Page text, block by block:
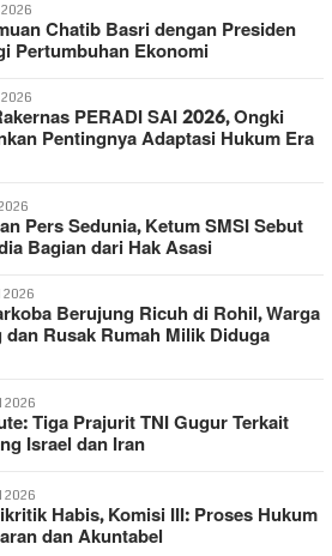
Chatib Basri dengan Presiden
Pertumbuhan Ekonomi
2026
PERADI SAI 2026, Ongki
Pentingnya Adaptasi Hukum Era
Pers Sedunia, Ketum SMSI Sebut
Bagian dari Hak Asasi
2026
Berujung Ricuh di Rohil, Warga
Rusak Rumah Milik Diduga
2026
Tiga Prajurit TNI Gugur Terkait
Israel dan Iran
2026
Habis, Komisi III: Proses Hukum
dan Akuntabel